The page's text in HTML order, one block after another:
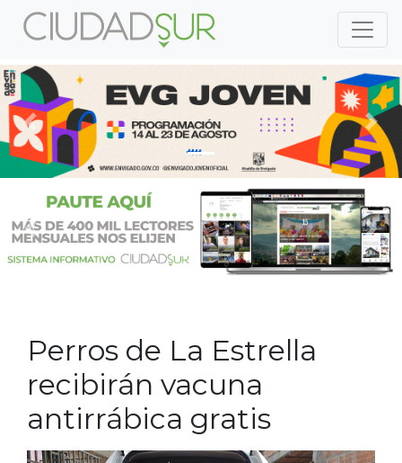
Previous
Previous
Perros de La Estrella
recibirán vacuna
antirrábica gratis